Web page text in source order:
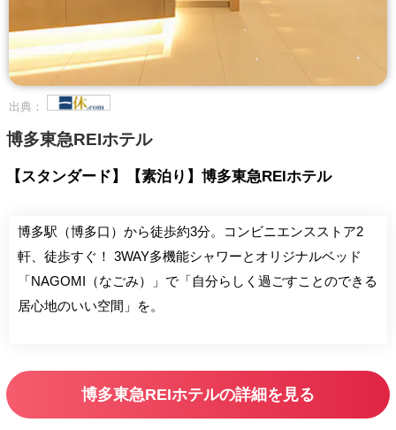
出典：
博多東急REIホテル
【スタンダード】【素泊り】博多東急REIホテル
博多駅（博多口）から徒歩約3分。コンビニエンスストア2
軒、徒歩すぐ！ 3WAY多機能シャワーとオリジナルベッド
「NAGOMI（なごみ）」で「自分らしく過ごすことのできる
居心地のいい空間」を。
博多東急REIホテルの詳細を見る